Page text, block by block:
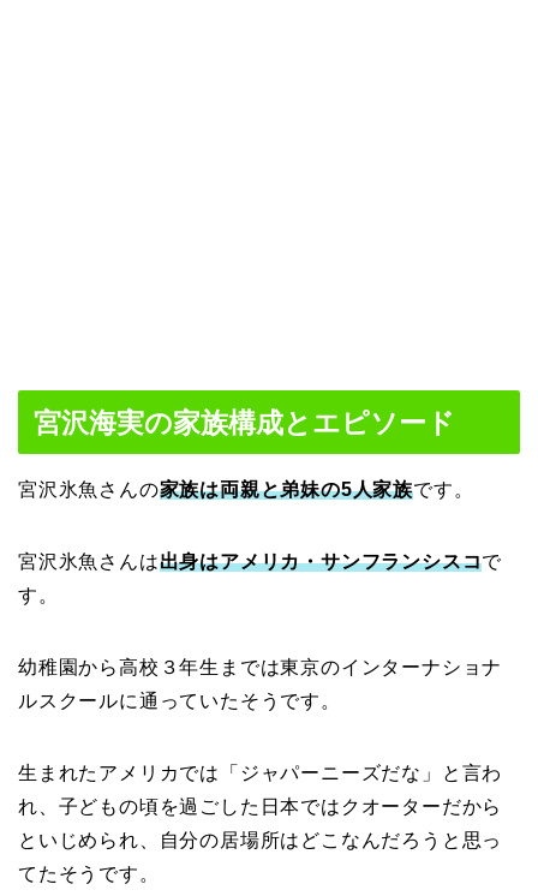
宮沢海実の家族構成とエピソード
宮沢氷魚さんの家族は両親と弟妹の5人家族です。
宮沢氷魚さんは出身はアメリカ・サンフランシスコで
す。
幼稚園から高校３年生までは東京のインターナショナ
ルスクールに通っていたそうです。
生まれたアメリカでは「ジャパーニーズだな」と言わ
れ、子どもの頃を過ごした日本ではクオーターだから
といじめられ、自分の居場所はどこなんだろうと思っ
てたそうです。